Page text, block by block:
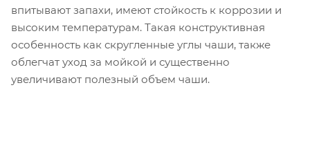
впитывают запахи, имеют стойкость к коррозии и
высоким температурам. Такая конструктивная
особенность как скругленные углы чаши, также
облегчат уход за мойкой и существенно
увеличивают полезный объем чаши.